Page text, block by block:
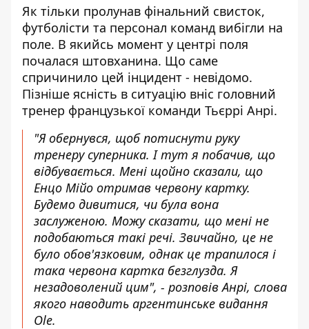
Як тільки пролунав фінальний свисток,
футболісти та персонал команд вибігли на
поле. В якийсь момент у центрі поля
почалася штовханина. Що саме
спричинило цей інцидент - невідомо.
Пізніше ясність в ситуацію вніс головний
тренер французької команди Тьєррі Анрі.
"Я обернувся, щоб потиснути руку
тренеру суперника. І тут я побачив, що
відбувається. Мені щойно сказали, що
Енцо Мійо отримав червону картку.
Будемо дивитися, чи була вона
заслуженою. Можу сказати, що мені не
подобаються такі речі. Звичайно, це не
було обов'язковим, однак це трапилося і
така червона картка безглузда. Я
незадоволений цим", - розповів Анрі, слова
якого наводить аргентинське видання
Ole.